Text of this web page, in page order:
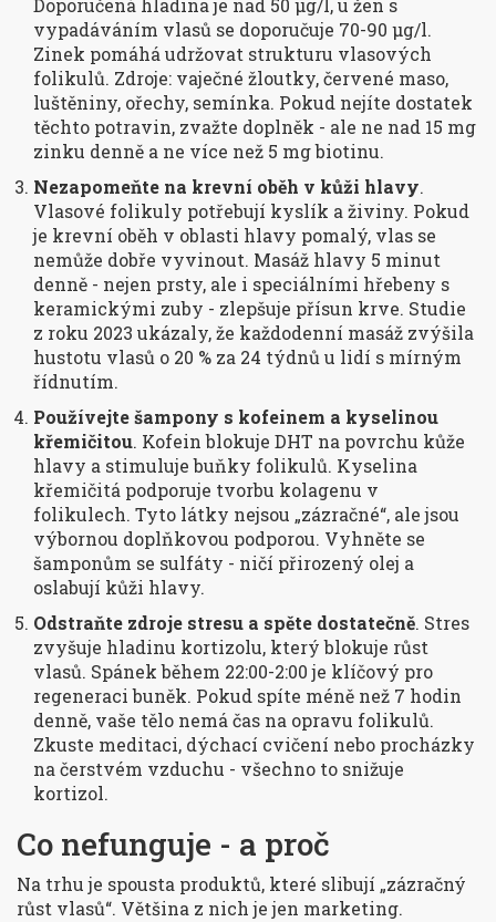
Doporučená hladina je nad 50 µg/l, u žen s
vypadáváním vlasů se doporučuje 70-90 µg/l.
Zinek pomáhá udržovat strukturu vlasových
folikulů. Zdroje: vaječné žloutky, červené maso,
luštěniny, ořechy, semínka. Pokud nejíte dostatek
těchto potravin, zvažte doplněk - ale ne nad 15 mg
zinku denně a ne více než 5 mg biotinu.
Nezapomeňte na krevní oběh v kůži hlavy.
Vlasové folikuly potřebují kyslík a živiny. Pokud
je krevní oběh v oblasti hlavy pomalý, vlas se
nemůže dobře vyvinout. Masáž hlavy 5 minut
denně - nejen prsty, ale i speciálními hřebeny s
keramickými zuby - zlepšuje přísun krve. Studie
z roku 2023 ukázaly, že každodenní masáž zvýšila
hustotu vlasů o 20 % za 24 týdnů u lidí s mírným
řídnutím.
Používejte šampony s kofeinem a kyselinou
křemičitou. Kofein blokuje DHT na povrchu kůže
hlavy a stimuluje buňky folikulů. Kyselina
křemičitá podporuje tvorbu kolagenu v
folikulech. Tyto látky nejsou „zázračné“, ale jsou
výbornou doplňkovou podporou. Vyhněte se
šamponům se sulfáty - ničí přirozený olej a
oslabují kůži hlavy.
Odstraňte zdroje stresu a spěte dostatečně. Stres
zvyšuje hladinu kortizolu, který blokuje růst
vlasů. Spánek během 22:00-2:00 je klíčový pro
regeneraci buněk. Pokud spíte méně než 7 hodin
denně, vaše tělo nemá čas na opravu folikulů.
Zkuste meditaci, dýchací cvičení nebo procházky
na čerstvém vzduchu - všechno to snižuje
kortizol.
Co nefunguje - a proč
Na trhu je spousta produktů, které slibují „zázračný
růst vlasů“. Většina z nich je jen marketing.